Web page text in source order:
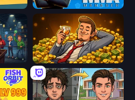
MMA Manager 2
Idle Billionaire Tycoon